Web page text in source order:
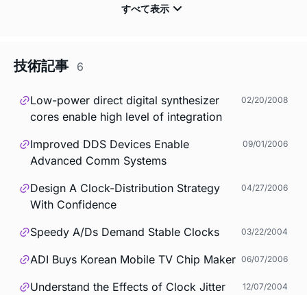
技術記事 6
Low-power direct digital synthesizer
cores enable high level of integration
02/20/2008
Improved DDS Devices Enable
Advanced Comm Systems
09/01/2006
Design A Clock-Distribution Strategy
With Confidence
04/27/2006
Speedy A/Ds Demand Stable Clocks 03/22/2004
ADI Buys Korean Mobile TV Chip Maker 06/07/2006
Understand the Effects of Clock Jitter
12/07/2004